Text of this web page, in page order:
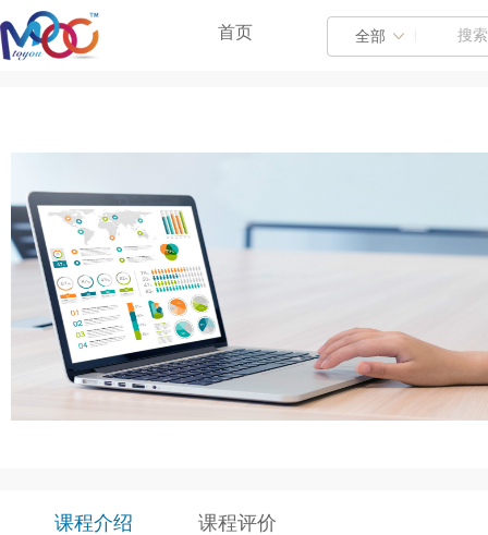
首页 全部
课程介绍 课程评价